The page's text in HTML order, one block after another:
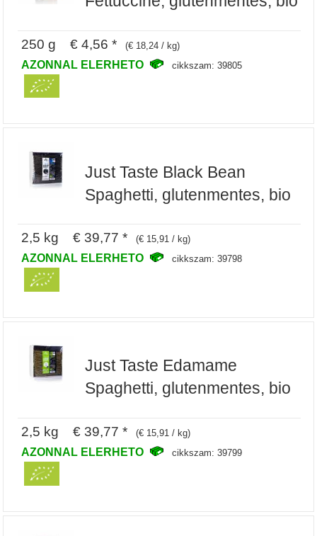
250 g € 4,56 * (€ 18,24 / kg)
AZONNAL ELERHETO cikkszam: 39805
Just Taste Black Bean
Spaghetti, glutenmentes, bio
2,5 kg € 39,77 * (€ 15,91 / kg)
AZONNAL ELERHETO cikkszam: 39798
Just Taste Edamame
Spaghetti, glutenmentes, bio
2,5 kg € 39,77 * (€ 15,91 / kg)
AZONNAL ELERHETO cikkszam: 39799